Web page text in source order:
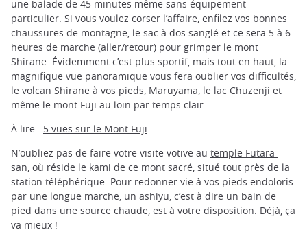
une balade de 45 minutes même sans équipement
particulier. Si vous voulez corser l’affaire, enfilez vos bonnes
chaussures de montagne, le sac à dos sanglé et ce sera 5 à 6
heures de marche (aller/retour) pour grimper le mont
Shirane. Évidemment c’est plus sportif, mais tout en haut, la
magnifique vue panoramique vous fera oublier vos difficultés,
le volcan Shirane à vos pieds, Maruyama, le lac Chuzenji et
même le mont Fuji au loin par temps clair.
À lire : 5 vues sur le Mont Fuji
N’oubliez pas de faire votre visite votive au temple Futara-
san, où réside le kami de ce mont sacré, situé tout près de la
station téléphérique. Pour redonner vie à vos pieds endoloris
par une longue marche, un ashiyu, c’est à dire un bain de
pied dans une source chaude, est à votre disposition. Déjà, ça
va mieux !